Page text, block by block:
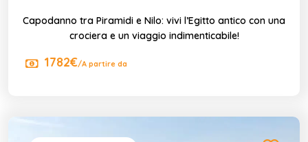
Capodanno tra Piramidi e Nilo: vivi l’Egitto antico con una
crociera e un viaggio indimenticabile!
1782€/A partire da